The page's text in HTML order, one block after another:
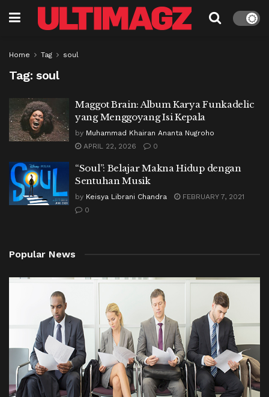
Home Tag soul
Tag: soul
Maggot Brain: Album Karya Funkadelic
yang Menggoyang Isi Kepala
by Muhammad Khairan Ananta Nugroho
APRIL 22, 2026
0
“Soul”: Belajar Makna Hidup dengan
Sentuhan Musik
by Keisya Librani Chandra
FEBRUARY 7, 2021
0
Popular News